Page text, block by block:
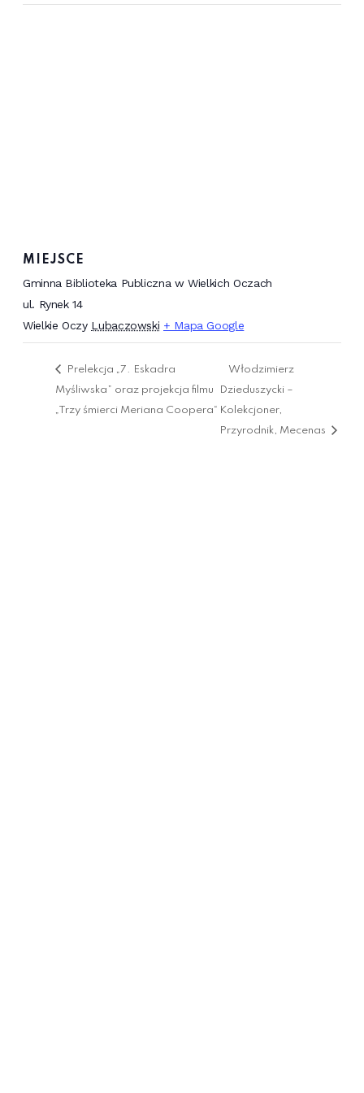
MIEJSCE
Gminna Biblioteka Publiczna w Wielkich Oczach
ul. Rynek 14
Wielkie Oczy Lubaczowski + Mapa Google
Prelekcja „7. Eskadra
Myśliwska” oraz projekcja filmu
„Trzy śmierci Meriana Coopera“
Włodzimierz
Dzieduszycki –
Kolekcjoner,
Przyrodnik, Mecenas